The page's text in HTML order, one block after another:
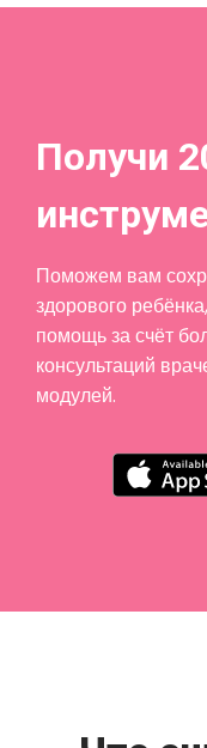
Получи
Поможем вам
здорового
помощь за счёт
консультаций
модулей.